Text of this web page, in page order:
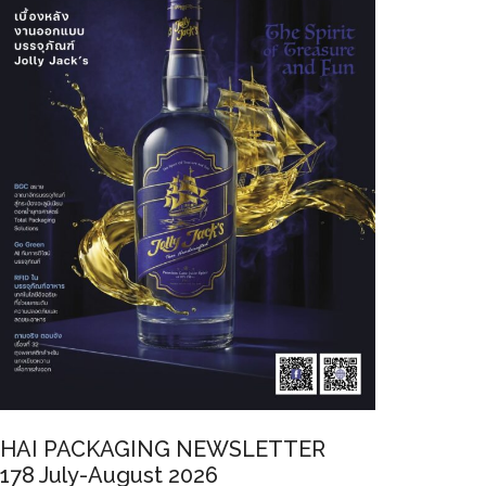
PACKAGING NEWSLETTER
July-August 2026